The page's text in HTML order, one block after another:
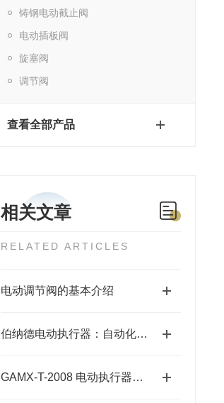
铸钢电动截止阀
电动插板阀
旋塞阀
调节阀
查看全部产品
相关文章
RELATED ARTICLES
电动调节阀的基本介绍
伯纳德电动执行器：自动化控制的得力助手
GAMX-T-2008 电动执行器控制板